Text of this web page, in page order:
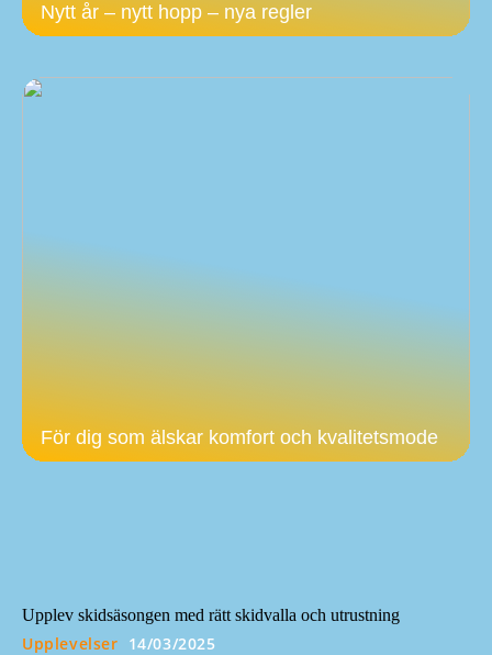
Nytt år – nytt hopp – nya regler
För dig som älskar komfort och kvalitetsmode
Upplev skidsäsongen med rätt skidvalla och utrustning
Upplevelser 14/03/2025